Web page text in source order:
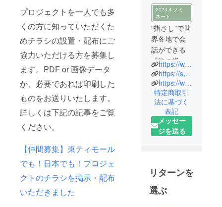
プロジェクトを一人でも多
くの方に知っていただくた
めチラシの設置・配布にご
協力いただける方を募集し
ます。PDF or 画像データ
か、必要であれば印刷した
ものをお送りいたします。
詳しくは下記の記事をご覧
ください。
【仲間募集】東ティモール
でも！日本でも！プロジェ
クトのチラシを掲示・配布
いただきました
2024.4 ノミ
ネート
"指さし"で世
界各地で会
話ができる
『旅の指さ
し会話
帳』。1998
年の創刊以
来、80冊以
上のシリー
ズを生み出
してきた一
ら刊行を見
送ってきた
国や地域が
https://www.yubisashi.com/
https://shop.yubisashi.com/
https://www.facebook.com/yubisashi.japan/
特定商取引
法に基づく
表記
メッセー
ジを送る
リターンを
選ぶ